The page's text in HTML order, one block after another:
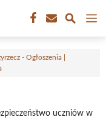
- Ogłoszenia |
uczniów w